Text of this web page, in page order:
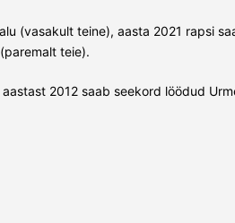
(vasakult teine), aasta 2021 rapsi
teie).
2012 saab seekord löödud